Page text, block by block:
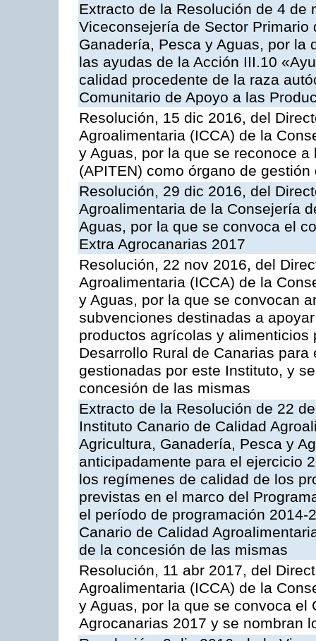
Extracto de la Resolución de 4 de
Viceconsejería de Sector
Ganadería, Pesca y Aguas, por la
las ayudas de la Acción III.10
calidad procedente de la raza
Comunitario de Apoyo a las
Resolución, 15 dic 2016, del
Agroalimentaria (ICCA) de la
y Aguas, por la que se reconoce
(APITEN) como órgano de
Resolución, 29 dic 2016, del
Agroalimentaria de la Consejería
Aguas, por la que se convoca el
Extra Agrocanarias 2017
Resolución, 22 nov 2016, del
Agroalimentaria (ICCA) de la
y Aguas, por la que se convocan
subvenciones destinadas a
productos agrícolas y
Desarrollo Rural de Canarias
gestionadas por este Instituto, y
concesión de las mismas
Extracto de la Resolución de 22
Instituto Canario de Calidad
Agricultura, Ganadería, Pesca y
anticipadamente para el ejercicio
los regímenes de calidad de los
previstas en el marco del
el período de programación
Canario de Calidad
de la concesión de las mismas
Resolución, 11 abr 2017, del
Agroalimentaria (ICCA) de la
y Aguas, por la que se convoca el
Agrocanarias 2017 y se nombran